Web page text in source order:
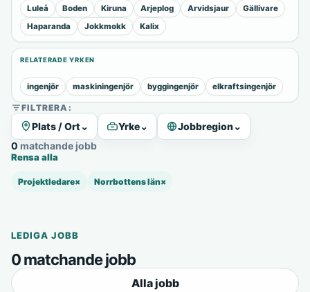
Luleå Boden Kiruna Arjeplog Arvidsjaur
Gällivare
Haparanda
Jokkmokk Kalix
RELATERADE YRKEN
ingenjör maskiningenjör byggingenjör elkraftsingenjör
FILTRERA:
Plats / Ort ⌄ Yrke⌄ Jobbregion⌄
0 matchande jobb
Rensa alla
Projektledare× Norrbottens län×
LEDIGA JOBB
0 matchande jobb
Alla jobb